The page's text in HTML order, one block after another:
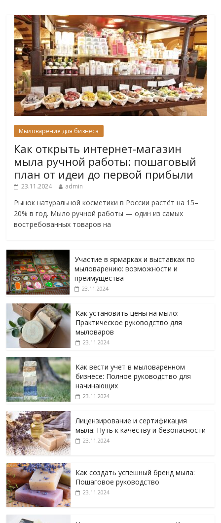
Мыловарение для бизнеса
Как открыть интернет-магазин
мыла ручной работы: пошаговый
план от идеи до первой прибыли
23.11.2024 admin
Рынок натуральной косметики в России растёт на 15–
20% в год. Мыло ручной работы — один из самых
востребованных товаров на
Участие в ярмарках и выставках по
мыловарению: возможности и
преимущества
23.11.2024
Как установить цены на мыло:
Практическое руководство для
мыловаров
23.11.2024
Как вести учет в мыловаренном
бизнесе: Полное руководство для
начинающих
23.11.2024
Лицензирование и сертификация
мыла: Путь к качеству и безопасности
23.11.2024
Как создать успешный бренд мыла:
Пошаговое руководство
23.11.2024